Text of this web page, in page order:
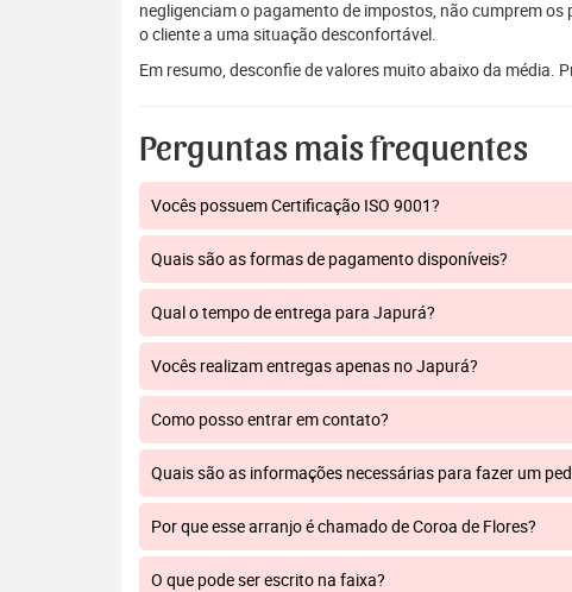
negligenciam o pagamento de impostos, não cumprem
o cliente a uma situação desconfortável.
Em resumo, desconfie de valores muito abaixo da média.
Perguntas mais frequentes
Vocês possuem Certificação ISO 9001?
Quais são as formas de pagamento disponíveis?
Qual o tempo de entrega para Japurá?
Vocês realizam entregas apenas no Japurá?
Como posso entrar em contato?
Quais são as informações necessárias para fazer um
Por que esse arranjo é chamado de Coroa de Flores?
O que pode ser escrito na faixa?